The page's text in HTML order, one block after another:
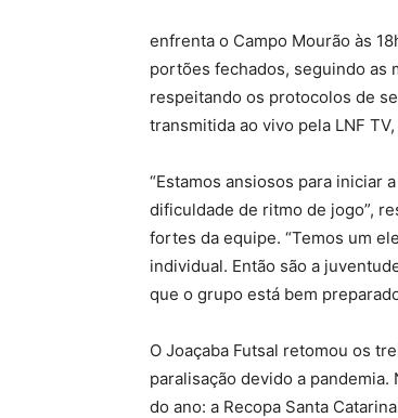
enfrenta o Campo Mourão às
portões fechados, seguindo as
respeitando os protocolos de
transmitida ao vivo pela LNF
“Estamos ansiosos para iniciar
dificuldade de ritmo de jogo”,
fortes da equipe. “Temos um
individual. Então são a
que o grupo está bem
O Joaçaba Futsal retomou os
paralisação devido a
do ano: a Recopa Santa